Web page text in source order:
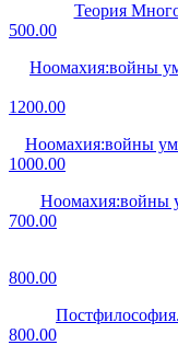
Теория
500.00
Ноомахия:войны
1200.00
Ноомахия:войны
1000.00
Ноомахия:войны
700.00
800.00
800.00